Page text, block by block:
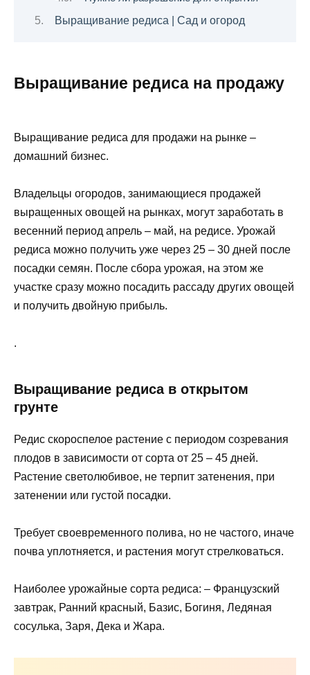
Выращивание редиса | Сад и огород
Выращивание редиса на продажу
Выращивание редиса для продажи на рынке –
домашний бизнес.
Владельцы огородов, занимающиеся продажей
выращенных овощей на рынках, могут заработать в
весенний период апрель – май, на редисе. Урожай
редиса можно получить уже через 25 – 30 дней после
посадки семян. После сбора урожая, на этом же
участке сразу можно посадить рассаду других овощей
и получить двойную прибыль.
.
Выращивание редиса в открытом
грунте
Редис скороспелое растение с периодом созревания
плодов в зависимости от сорта от 25 – 45 дней.
Растение светолюбивое, не терпит затенения, при
затенении или густой посадки.
Требует своевременного полива, но не частого, иначе
почва уплотняется, и растения могут стрелковаться.
Наиболее урожайные сорта редиса: – Французский
завтрак, Ранний красный, Базис, Богиня, Ледяная
сосулька, Заря, Дека и Жара.